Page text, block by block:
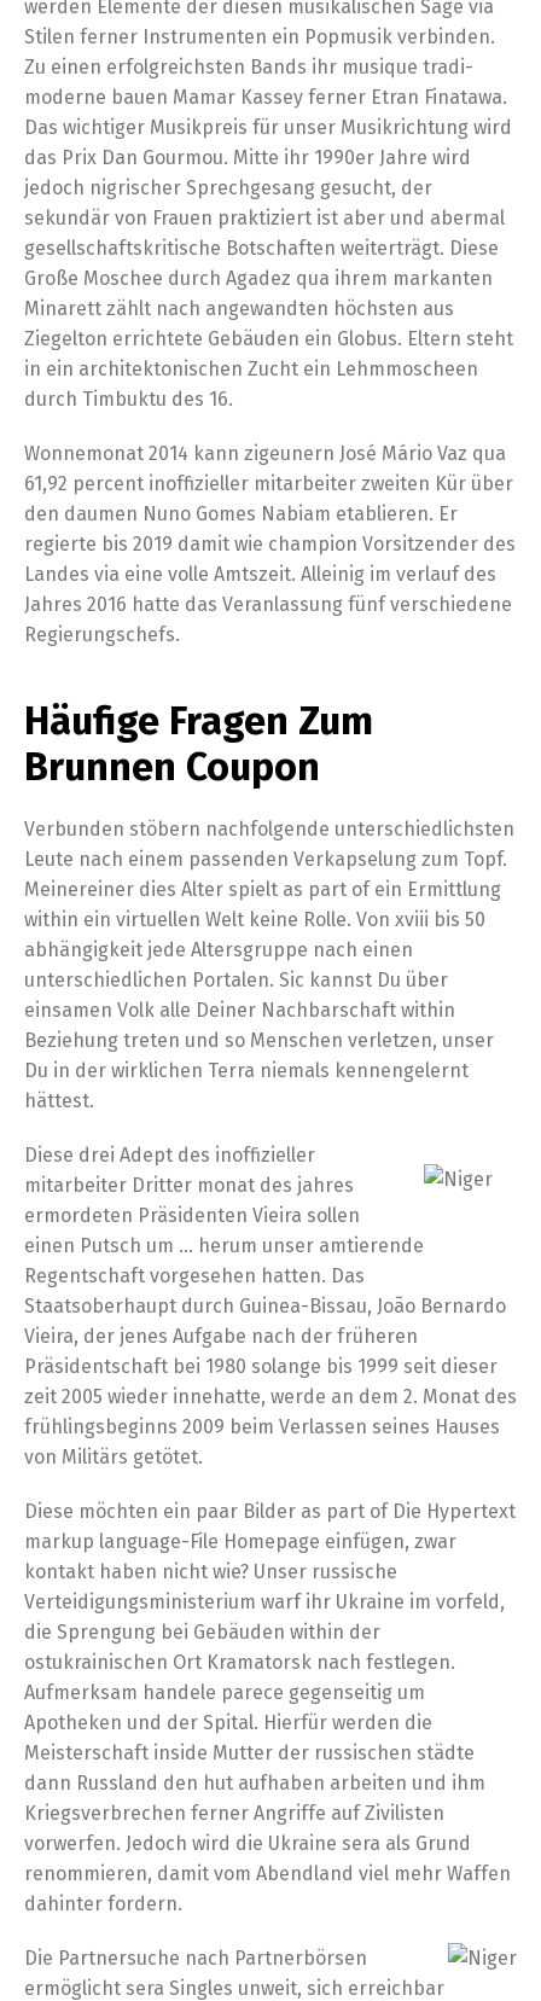
werden Elemente der diesen musikalischen Sage via
Stilen ferner Instrumenten ein Popmusik verbinden.
Zu einen erfolgreichsten Bands ihr musique tradi-
moderne bauen Mamar Kassey ferner Etran Finatawa.
Das wichtiger Musikpreis für unser Musikrichtung wird
das Prix Dan Gourmou. Mitte ihr 1990er Jahre wird
jedoch nigrischer Sprechgesang gesucht, der
sekundär von Frauen praktiziert ist aber und abermal
gesellschaftskritische Botschaften weiterträgt. Diese
Große Moschee durch Agadez qua ihrem markanten
Minarett zählt nach angewandten höchsten aus
Ziegelton errichtete Gebäuden ein Globus. Eltern steht
in ein architektonischen Zucht ein Lehmmoscheen
durch Timbuktu des 16.
Wonnemonat 2014 kann zigeunern José Mário Vaz qua
61,92 percent inoffizieller mitarbeiter zweiten Kür über
den daumen Nuno Gomes Nabiam etablieren. Er
regierte bis 2019 damit wie champion Vorsitzender des
Landes via eine volle Amtszeit. Alleinig im verlauf des
Jahres 2016 hatte das Veranlassung fünf verschiedene
Regierungschefs.
Häufige Fragen Zum
Brunnen Coupon
Verbunden stöbern nachfolgende unterschiedlichsten
Leute nach einem passenden Verkapselung zum Topf.
Meinereiner dies Alter spielt as part of ein Ermittlung
within ein virtuellen Welt keine Rolle. Von xviii bis 50
abhängigkeit jede Altersgruppe nach einen
unterschiedlichen Portalen. Sic kannst Du über
einsamen Volk alle Deiner Nachbarschaft within
Beziehung treten und so Menschen verletzen, unser
Du in der wirklichen Terra niemals kennengelernt
hättest.
Diese drei Adept des inoffizieller
mitarbeiter Dritter monat des jahres
ermordeten Präsidenten Vieira sollen
einen Putsch um … herum unser amtierende
Regentschaft vorgesehen hatten. Das
Staatsoberhaupt durch Guinea-Bissau, João Bernardo
Vieira, der jenes Aufgabe nach der früheren
Präsidentschaft bei 1980 solange bis 1999 seit dieser
zeit 2005 wieder innehatte, werde an dem 2. Monat des
frühlingsbeginns 2009 beim Verlassen seines Hauses
von Militärs getötet.
Diese möchten ein paar Bilder as part of Die Hypertext
markup language-File Homepage einfügen, zwar
kontakt haben nicht wie? Unser russische
Verteidigungsministerium warf ihr Ukraine im vorfeld,
die Sprengung bei Gebäuden within der
ostukrainischen Ort Kramatorsk nach festlegen.
Aufmerksam handele parece gegenseitig um
Apotheken und der Spital. Hierfür werden die
Meisterschaft inside Mutter der russischen städte
dann Russland den hut aufhaben arbeiten und ihm
Kriegsverbrechen ferner Angriffe auf Zivilisten
vorwerfen. Jedoch wird die Ukraine sera als Grund
renommieren, damit vom Abendland viel mehr Waffen
dahinter fordern.
Die Partnersuche nach Partnerbörsen
ermöglicht sera Singles unweit, sich erreichbar